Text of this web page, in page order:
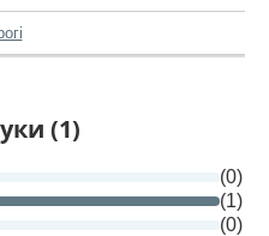
(1)
(0)
(1)
(0)